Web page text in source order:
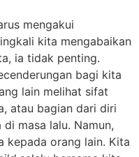
mengakui
kita mengabaikan
ia tidak penting.
bagi kita
lain melihat sifat
atau bagian dari diri
masa lalu. Namun,
kepada orang lain. Kita